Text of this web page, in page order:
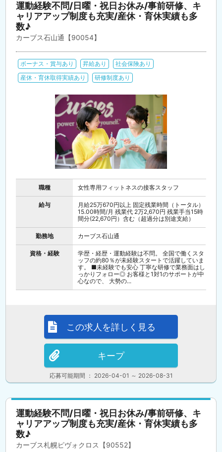
運動経験不問/日曜・祝日お休み/事前研修、キ
ャリアアップ制度も充実/産休・育休実績も多
数♪
カーブス石山通【90054】
ボーナス・賞与あり 昇給あり
社会保険あり
産休・育休取得実績あり
研修制度あり
職種 女性専用フィットネスの接客スタッフ
給与
月給25万670円以上 固定残業時間（トータル）
15.00時間/月 残業代 2万2,670円 残業手当15時
間分(22,670円）含む（超過分は別途支給）
勤務地 カーブス石山通
資格・経験
学歴・経歴・運動経験は不問。 全国で働くスタ
ッフの約80％が未経験スタートで活躍していま
す。 ■未経験でも安心 丁寧な研修で業務面はし
っかりフォロー◎ お客様と1対1のサポートが中
心なので、 大勢の...
応募可能期間 ： 2026-04-01 ～ 2026-08-31
この求人を詳しく見る
キープ
運動経験不問/日曜・祝日お休み/事前研修、キ
ャリアアップ制度も充実/産休・育休実績も多
数♪
カーブス札幌ピヴォクロス【90552】